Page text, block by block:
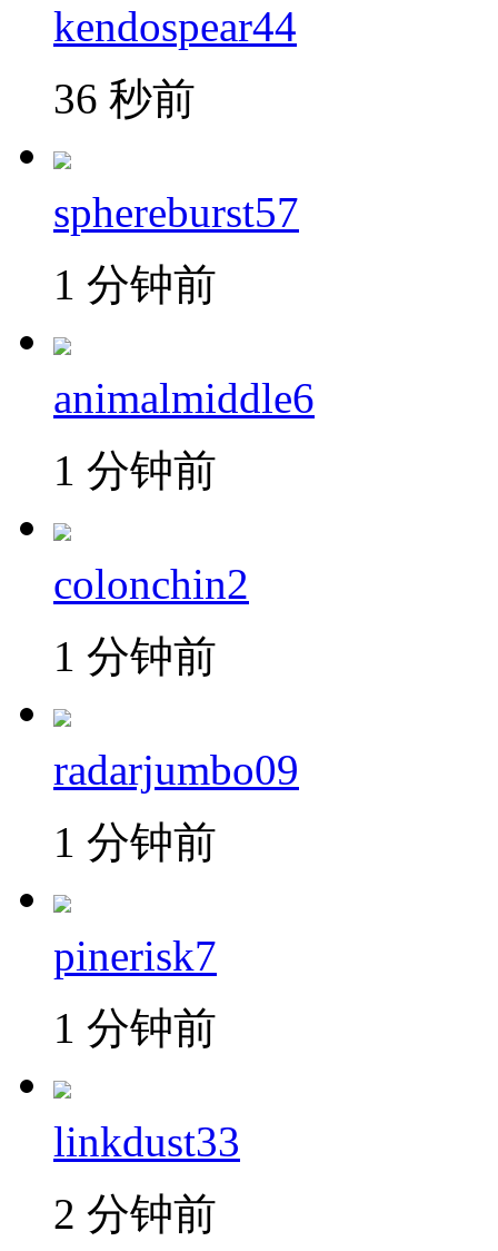
kendospear44
36 秒前
sphereburst57
1 分钟前
animalmiddle6
1 分钟前
colonchin2
1 分钟前
radarjumbo09
1 分钟前
pinerisk7
1 分钟前
linkdust33
2 分钟前